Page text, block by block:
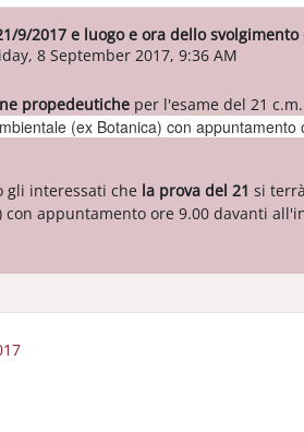
9/2017 e luogo e ora dello
8 September 2017, 9:36 AM
propedeutiche per l'esame del 21
(ex Botanica) con
gli interessati che la prova del 21 si
con appuntamento ore 9.00 davanti